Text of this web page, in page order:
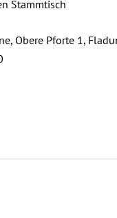
Stammtisch
Obere Pforte 1,